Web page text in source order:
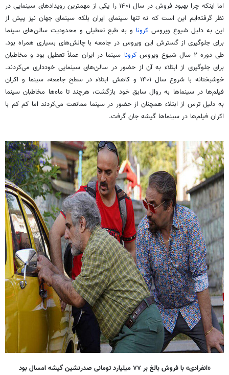
اما اینکه چرا بهبود فروش در سال ۱۴۰۱ را یکی از مهمترین رویدادهای سینمایی در
نظر گرفته‌ایم این است که نه تنها سینمای ایران بلکه سینمای جهان نیز پیش از
این به دلیل شیوع ویروس کرونا و به طبع تعطیلی و محدودیت سالن‌های سینما
برای جلوگیری از گسترش این ویروس در جامعه با چالش‌های بسیاری همراه بود.
طی دوره ۲ سال شیوع ویروس
کرونا سینما در ایران عملاً تعطیل بود و مخاطبان
برای جلوگیری از ابتلاء به آن از حضور در سالن‌های سینمایی خودداری می‌کردند.
خوشبختانه با شروع سال ۱۴۰۱ و کاهش ابتلاء در سطح جامعه، سینما و اکران
فیلم‌ها در سینماها به روال سابق خود بازگشت، هرچند تا ماه‌ها مخاطبان سینما
به دلیل ترس از ابتلاء همچنان از حضور در سینما ممانعت می‌کردند اما کم کم با
اکران فیلم‌ها در سینماها گیشه جان گرفت.
«انفرادی» با فروش بالغ بر ۷۷ میلیارد تومانی صدرنشین گیشه امسال بود